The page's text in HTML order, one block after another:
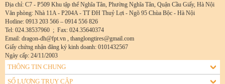
Địa chỉ: C7 - P509 Khu tập thể Nghĩa Tân, Phường Nghĩa Tân, Quận Cầu Giấy, Hà Nội
Văn phòng: Nhà 11A - P204A - TT ĐH Thuỷ Lợi - Ngõ 95 Chùa Bộc - Hà Nội
Hotline: 0913 203 566 – 0914 556 826
Tel: 024.38537960 ; Fax: 024.35640374
Email: dragon-dh@fpt.vn , thanglongtires@gmail.com
Giấy chứng nhận đăng ký kinh doanh: 0101432567
Ngày cấp: 24/11/2003
THÔNG TIN CHUNG
SỐ LƯỢNG TRUY CẬP